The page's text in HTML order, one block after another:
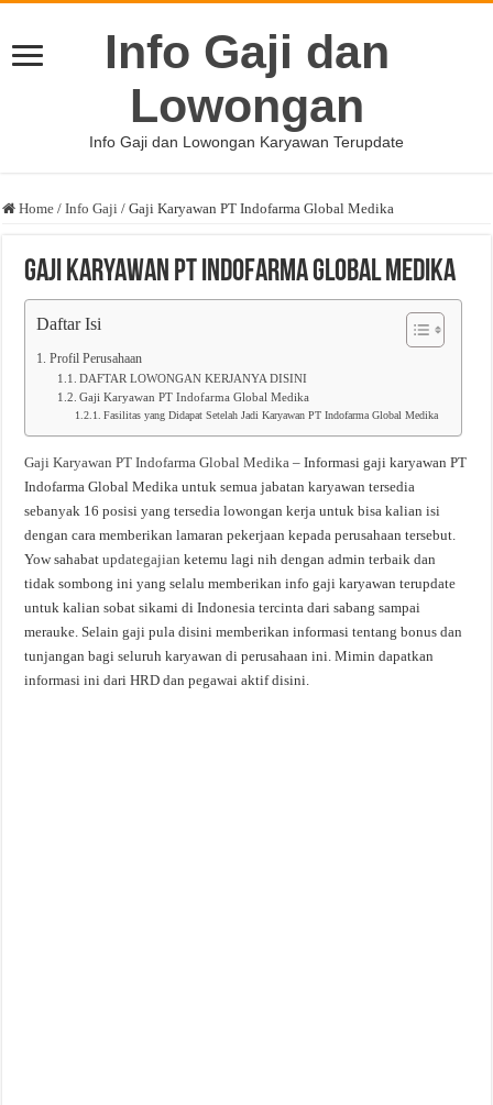
Info Gaji dan
Lowongan
Info Gaji dan Lowongan Karyawan Terupdate
Home / Info Gaji / Gaji Karyawan PT Indofarma Global Medika
Gaji Karyawan PT Indofarma Global Medika
Daftar Isi
Profil Perusahaan
DAFTAR LOWONGAN KERJANYA DISINI
Gaji Karyawan PT Indofarma Global Medika
Fasilitas yang Didapat Setelah Jadi Karyawan PT Indofarma Global Medika
Gaji Karyawan PT Indofarma Global Medika – Informasi gaji karyawan PT
Indofarma Global Medika untuk semua jabatan karyawan tersedia
sebanyak 16 posisi yang tersedia lowongan kerja untuk bisa kalian isi
dengan cara memberikan lamaran pekerjaan kepada perusahaan tersebut.
Yow sahabatupdategajian ketemu lagi nih dengan admin terbaik dan
tidak sombong ini yang selalu memberikan info gaji karyawan terupdate
untuk kalian sobat sikami di Indonesia tercinta dari sabang sampai
merauke. Selain gaji pula disini memberikan informasi tentang bonus dan
tunjangan bagi seluruh karyawan di perusahaan ini. Mimin dapatkan
informasi ini dari HRD dan pegawai aktif disini.